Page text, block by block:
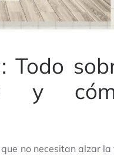
Todo
y
no necesitan alzar la